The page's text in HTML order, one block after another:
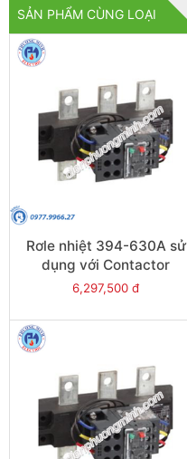
SẢN PHẨM CÙNG LOẠI
Rơle nhiệt 394-630A sử
dụng với Contactor
LC1E630 - Model LRE489
6,297,500 đ